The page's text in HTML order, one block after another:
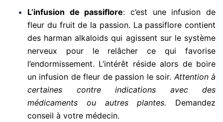
L’infusion de passiflore: c’est une infusion de
fleur du fruit de la passion. La passiflore contient
des harman alkaloids qui agissent sur le système
nerveux pour le relâcher ce qui favorise
l’endormissement. L’intérêt réside alors de boire
un infusion de fleur de passion le soir. Attention à
certaines contre indications avec des
médicaments ou autres plantes. Demandez
conseil à votre médecin.